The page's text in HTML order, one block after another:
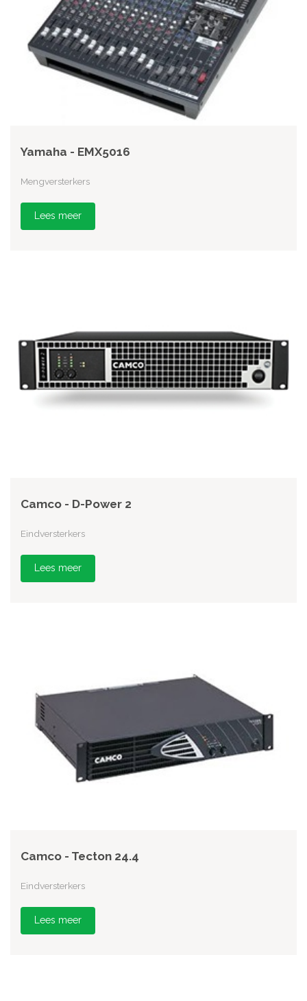
Yamaha - EMX5016
Mengversterkers
Lees meer
Camco - D-Power 2
Eindversterkers
Lees meer
Camco - Tecton 24.4
Eindversterkers
Lees meer